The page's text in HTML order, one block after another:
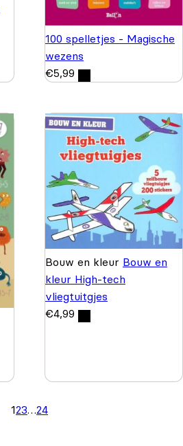
100 spelletjes - Magische
wezens
€5,99
Bouw en kleur Bouw en
kleur High-tech
vliegtuitgjes
€4,99
123…24